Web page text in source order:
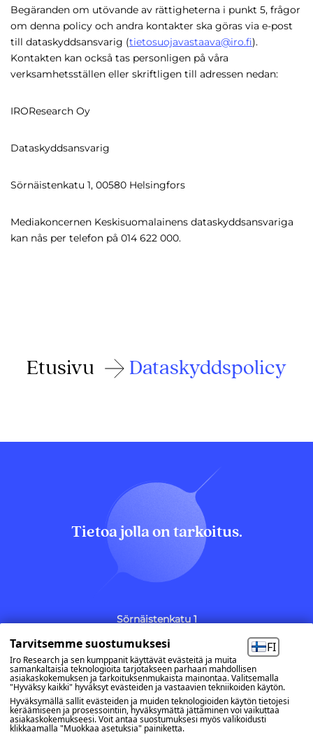
Begäranden om utövande av rättigheterna i punkt 5, frågor
om denna policy och andra kontakter ska göras via e-post
till dataskyddsansvarig (tietosuojavastaava@iro.fi).
Kontakten kan också tas personligen på våra
verksamhetsställen eller skriftligen till adressen nedan:
IROResearch Oy
Dataskyddsansvarig
Sörnäistenkatu 1, 00580 Helsingfors
Mediakoncernen Keskisuomalainens dataskyddsansvariga
kan nås per telefon på 014 622 000.
Etusivu Dataskyddspolicy
Tietoa jolla on tarkoitus.
Sörnäistenkatu 1
(09) 7740 600
etunimi.sukunimi@iro.fi
Evästeasetukset
OTA YHTEYTTÄ
FI
Tarvitsemme suostumuksesi
Iro Research ja sen kumppanit käyttävät evästeitä ja muita
samankaltaisia teknologioita tarjotakseen parhaan mahdollisen
asiakaskokemuksen ja tarkoituksenmukaista mainontaa. Valitsemalla
"Hyväksy kaikki" hyväksyt evästeiden ja vastaavien tekniikoiden käytön.
Hyväksymällä sallit evästeiden ja muiden teknologioiden käytön tietojesi
keräämiseen ja prosessointiin, hyväksymättä jättäminen voi vaikuttaa
asiakaskokemukseesi. Voit antaa suostumuksesi myös valikoidusti
klikkaamalla "Muokkaa asetuksia" painiketta.